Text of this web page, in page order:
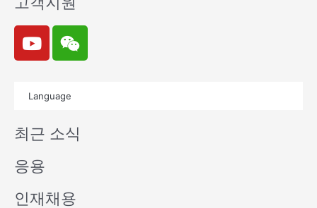
Y
o
u
e
W
e
i
n
Language
최근 소식
응용
인재채용